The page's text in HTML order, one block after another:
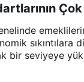
sıkıntılara
bir seviyeye